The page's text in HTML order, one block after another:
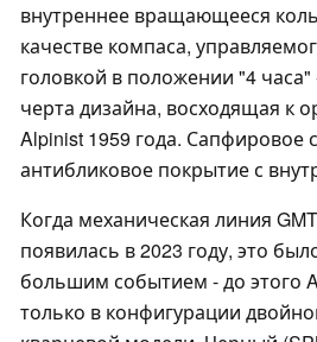
внутреннее вращающееся
качестве компаса,
головкой в положении "4
черта дизайна, восходящая к
Alpinist 1959 года. Сапфировое
антибликовое покрытие с
Когда механическая линия
появилась в 2023 году, это
большим событием - до этого
только в конфигурации